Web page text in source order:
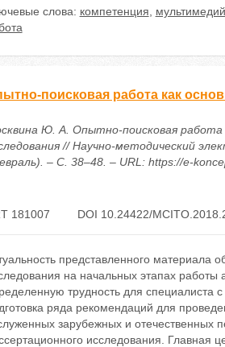
слова: компетенция
поисковая работа как
Ю. А. Опытно-поисковая работа
// Научно-методический
– С. 38–48. – URL: https://e-
181007 DOI 10.24422/
представленного материала
на начальных этапах работы
трудность для специалиста
ряда рекомендаций для
зарубежных и отечественных
исследования. Главная